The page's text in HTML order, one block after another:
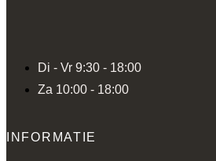
Di - Vr 9:30 - 18:00
Za 10:00 - 18:00
INFORMATIE